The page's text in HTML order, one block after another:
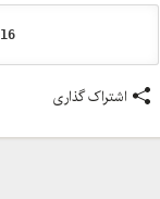
اشتراک گذاری